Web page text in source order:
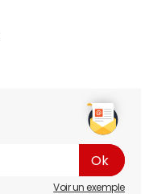
Voir un exemple